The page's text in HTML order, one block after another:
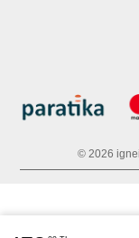
© 2026